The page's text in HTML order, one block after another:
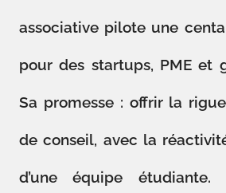
associative pilote une
pour des startups, PME et
Sa promesse : offrir la
de conseil, avec la
d’une équipe étudiante.